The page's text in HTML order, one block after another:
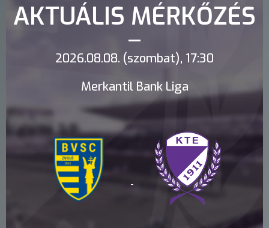
AKTUÁLIS MÉRKŐZÉS
2026.08.08. (szombat), 17:30
Merkantil Bank Liga
-